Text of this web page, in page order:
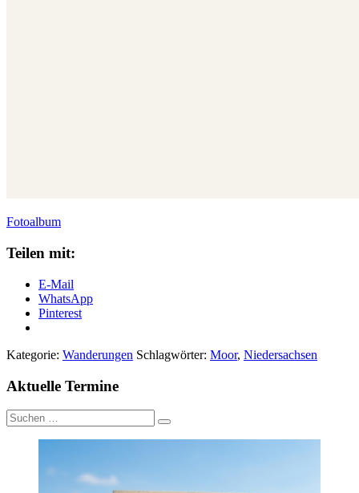
Fotoalbum
Teilen mit:
E-Mail
WhatsApp
Pinterest
Kategorie: Wanderungen Schlagwörter: Moor, Niedersachsen
Aktuelle Termine
Suche
nach: